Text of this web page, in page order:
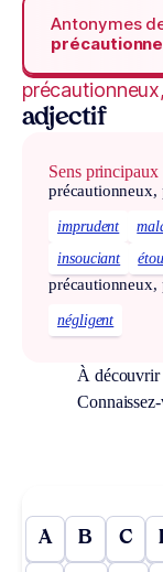
Antonymes
adjectif
Sens principaux
précautionneux,
imprudent
insouciant
précautionneux,
négligent
À découvrir
A B C